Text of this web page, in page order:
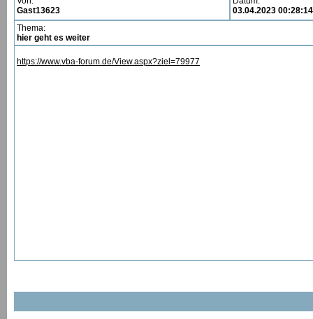
Gast13623
03.04.2023 00:28:14
Thema:
hier geht es weiter
https://www.vba-forum.de/View.aspx?ziel=79977